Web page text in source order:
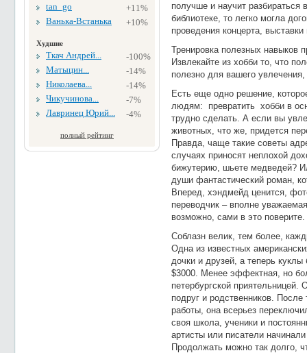
tan_go
+11%
Ванька-Встанька
+10%
Худшие
Ткач Андрей...
-100%
Матыцин...
-14%
Николаева...
-14%
Чикучинова...
-7%
Лавринец Юрий...
-4%
полный рейтинг
получше и научит разбираться
библиотеке, то легко могла
проведения концерта,
Тренировка полезных навыков
Извлекайте из хобби то, что
полезно для вашего
Есть еще одно решение,
людям: превратить хобби в
трудно сделать. А если вы
животных, что же, придется
Правда, чаще такие советы
случаях приносят неплохой
бижутерию, шьете медведей?
души фантастический роман,
Вперед, хэндмейд ценится,
переводчик – вполне
возможно, сами в это поверите.
Соблазн велик, тем более,
Одна из известных
дочки и друзей, а теперь
$3000. Менее эффектная, но
петербургской приятельницей.
подруг и родственников.
работы, она всерьез
своя школа, ученики и
артисты или писатели
Продолжать можно так долго,